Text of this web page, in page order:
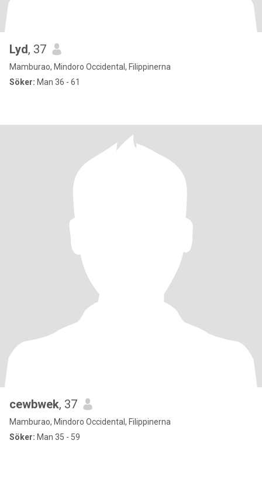
Lyd, 37
Mamburao, Mindoro Occidental, Filippinerna
Söker: Man 36 - 61
cewbwek, 37
Mamburao, Mindoro Occidental, Filippinerna
Söker: Man 35 - 59